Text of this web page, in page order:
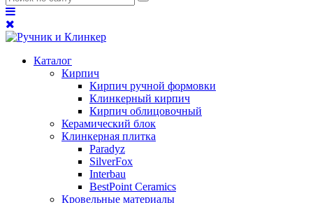
Каталог
Кирпич
Кирпич ручной формовки
Клинкерный кирпич
Кирпич облицовочный
Керамический блок
Клинкерная плитка
Paradyz
SilverFox
Interbau
BestPoint Ceramics
Кровельные материалы